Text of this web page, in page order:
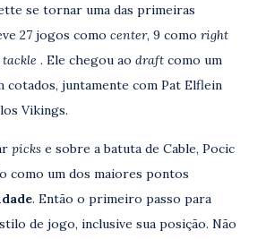
se tornar uma das primeiras
27 jogos como center, 9 como right
. Ele chegou ao draft como um
cotados, juntamente com Pat Elflein
Vikings.
picks e sobre a batuta de Cable, Pocic
como um dos maiores pontos
. Então o primeiro passo para
de jogo, inclusive sua posição. Não